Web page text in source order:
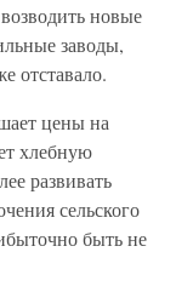
новые
заводы,
отставало.
цены на
хлебную
развивать
сельского
быть не